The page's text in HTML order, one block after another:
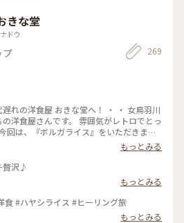
きな堂
ドウ
プ 269
遅れの洋食屋 おきな堂へ！ ・ ・ 女鳥羽川
洋食屋さんです。 雰囲気がレトロでとっ
回は、『ボルガライス』をいただきまし
イス左右にチキンカツとハヤシが乗って
には味がしっかりついていて、オムライス
いめの味でオムライスとの相性👍とって
☆ ・ このお店、友達が連れてきてくれた
紹介したいと思うお店でした。 ・ ・ #
#松本市ディナー #おきな堂 #ボルガラ
本駅周辺
もっとみる
贅沢♪
もっとみる
食 #ハヤシライス #ヒーリング旅
もっとみる